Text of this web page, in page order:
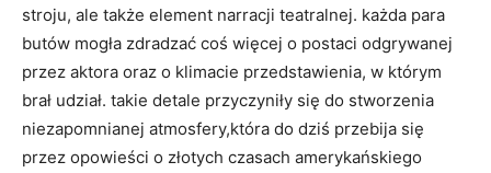
stroju, ale także element narracji teatralnej. każda para
butów mogła zdradzać coś więcej o postaci odgrywanej
przez aktora oraz o klimacie przedstawienia, w którym
brał udział. takie detale przyczyniły się do stworzenia
niezapomnianej atmosfery,która do dziś przebija się
przez opowieści o złotych czasach amerykańskiego